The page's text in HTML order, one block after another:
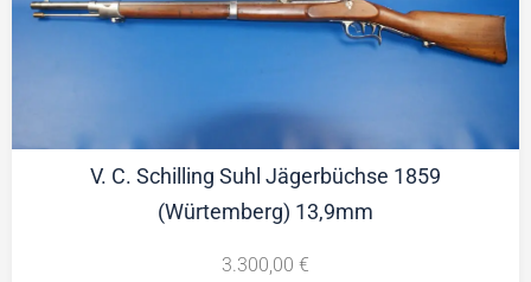
V. C. Schilling Suhl Jägerbüchse 1859
(Würtemberg) 13,9mm
3.300,00 €